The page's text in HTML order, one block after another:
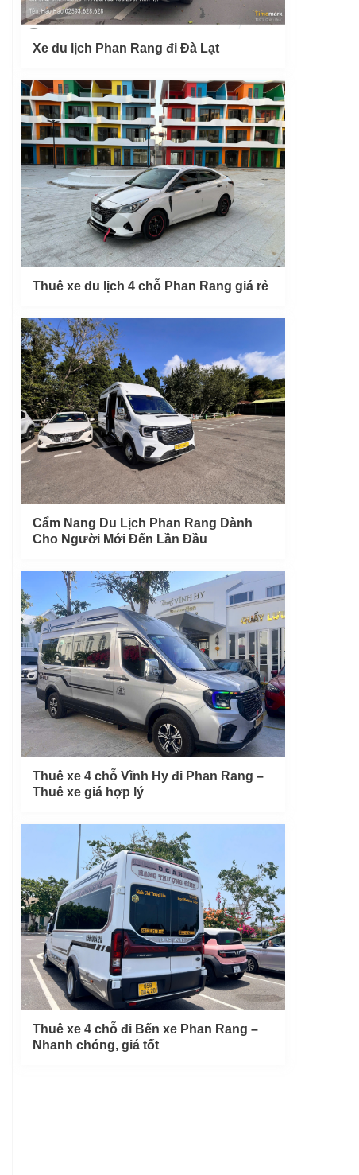
Xe du lịch Phan Rang đi Đà Lạt
Thuê xe du lịch 4 chỗ Phan Rang giá rẻ
Cẩm Nang Du Lịch Phan Rang Dành
Cho Người Mới Đến Lần Đầu
Thuê xe 4 chỗ Vĩnh Hy đi Phan Rang –
Thuê xe giá hợp lý
Thuê xe 4 chỗ đi Bến xe Phan Rang –
Nhanh chóng, giá tốt